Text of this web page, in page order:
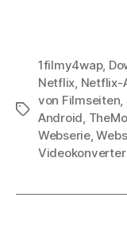
Stichworte
1filmy4wap,
Netflix, Netflix-
von Filmseiten,
Android,
Webserie,
Videokonverter